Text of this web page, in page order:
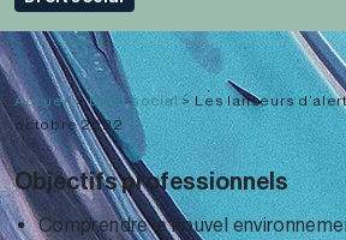
Accueil>Droit social >Les lanceurs
octobre 2022
Objectifs professionnels
Comprendre le nouvel